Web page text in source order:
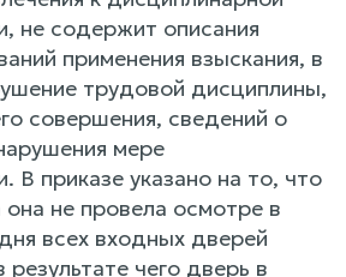
не содержит описания
применения взыскания, в
трудовой дисциплины,
совершения, сведений о
мере
В приказе указано на то, что
не провела осмотре в
всех входных дверей
чего дверь в